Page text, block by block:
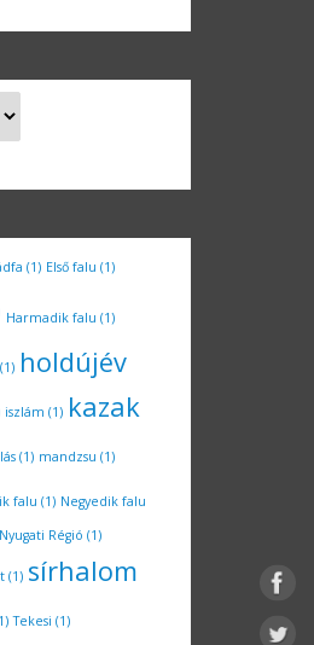
(1) Első falu (1)
Harmadik falu (1)
(1) holdújév
iszlám (1) kazak
(1) mandzsu (1)
falu (1) Negyedik falu
Nyugati Régió (1)
(1) sírhalom
Tekesi (1)